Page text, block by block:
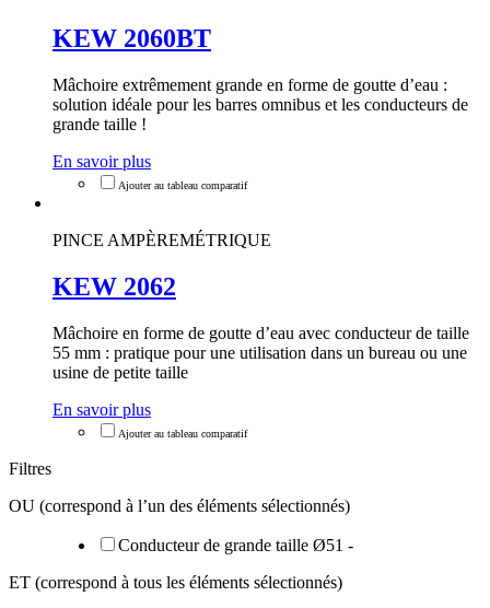
KEW 2060BT
Mâchoire extrêmement grande en forme de goutte d’eau :
solution idéale pour les barres omnibus et les conducteurs de
grande taille !
En savoir plus
PINCE AMPÈREMÉTRIQUE
KEW 2062
Mâchoire en forme de goutte d’eau avec conducteur de taille
55 mm : pratique pour une utilisation dans un bureau ou une
usine de petite taille
En savoir plus
Filtres
OU (correspond à l’un des éléments sélectionnés)
Conducteur de grande taille Ø51 -
ET (correspond à tous les éléments sélectionnés)